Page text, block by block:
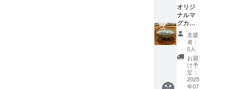
ます。
このリ
ターン
は1,000
円のリ
ターン
と同じ
内容に
なりま
す。
オリジ
ナルマ
グカッ
プ１個
と小代
焼たけ
みや窯
の飯椀
１個を
リター
支援
者：
0人
お届
け予
定：
2025
年07